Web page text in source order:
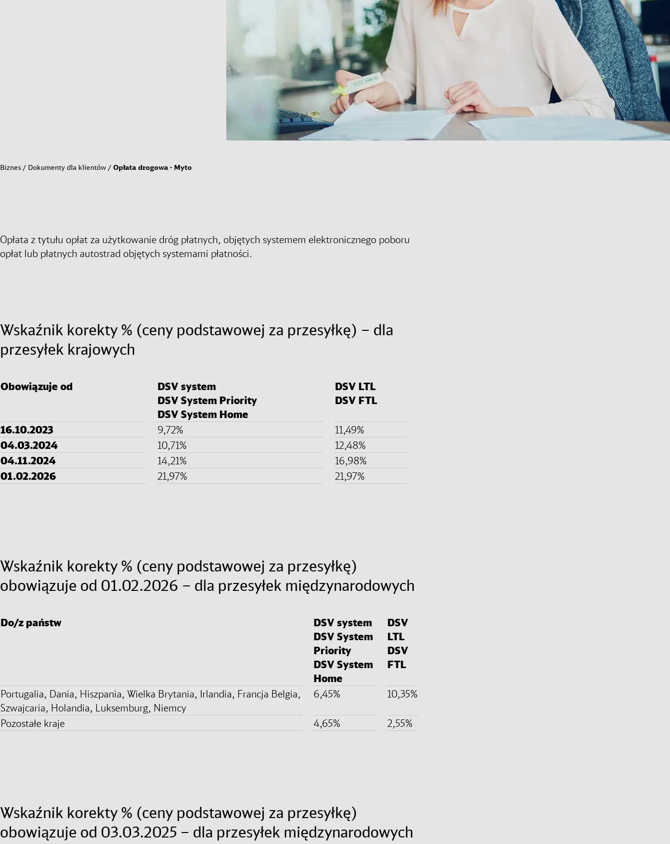
Biznes Dokumenty dla klientów Opłata drogowa - Myto
Opłata z tytułu opłat za użytkowanie dróg płatnych, objętych systemem elektronicznego poboru
opłat lub płatnych autostrad objętych systemami płatności.
Wskaźnik korekty % (ceny podstawowej za przesyłkę) – dla
przesyłek krajowych
Obowiązuje od
DSV system
DSV System Priority
DSV System Home
DSV LTL
DSV FTL
16.10.2023 9,72%
11,49%
04.03.2024
10,71%
12,48%
04.11.2024
14,21%
16,98%
01.02.2026
21,97% 21,97%
Wskaźnik korekty % (ceny podstawowej za przesyłkę)
obowiązuje od 01.02.2026 – dla przesyłek międzynarodowych
Do/z państw
DSV system
DSV System
Priority
DSV System
Home
DSV
LTL
DSV
FTL
Portugalia, Dania, Hiszpania, Wielka Brytania, Irlandia, Francja Belgia,
Szwajcaria, Holandia, Luksemburg, Niemcy
6,45% 10,35%
Pozostałe kraje 4,65% 2,55%
Wskaźnik korekty % (ceny podstawowej za przesyłkę)
obowiązuje od 03.03.2025 – dla przesyłek międzynarodowych